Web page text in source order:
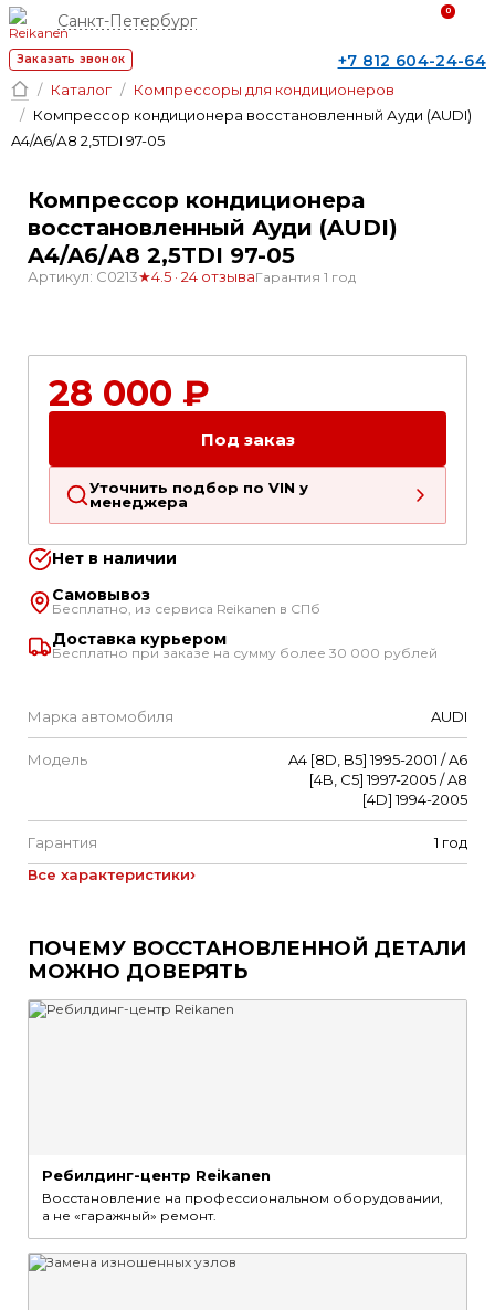
Заказать звонок +7 812 604-24-64
Санкт-Петербург
0
Каталог
Компрессоры для кондиционеров
Компрессор кондиционера восстановленный Ауди (AUDI)
A4/A6/А8 2,5TDI 97-05
Компрессор кондиционера
восстановленный Ауди (AUDI)
A4/A6/А8 2,5TDI 97-05
Артикул: C0213★4.5 · 24 отзываГарантия 1 год
Марка автомобиля AUDI
Модель
A4 [8D, B5] 1995-2001 / A6
[4B, C5] 1997-2005 / A8
[4D] 1994-2005
Гарантия
1 год
Все характеристики
28 000 ₽
Под заказ
Уточнить подбор по VIN у
менеджера
Нет в наличии
Самовывоз
Бесплатно, из сервиса Reikanen в СПб
Доставка курьером
Бесплатно при заказе на сумму более 30 000 рублей
ПОЧЕМУ ВОССТАНОВЛЕННОЙ ДЕТАЛИ
МОЖНО ДОВЕРЯТЬ
Ребилдинг-центр Reikanen
Восстановление на профессиональном оборудовании,
а не «гаражный» ремонт.